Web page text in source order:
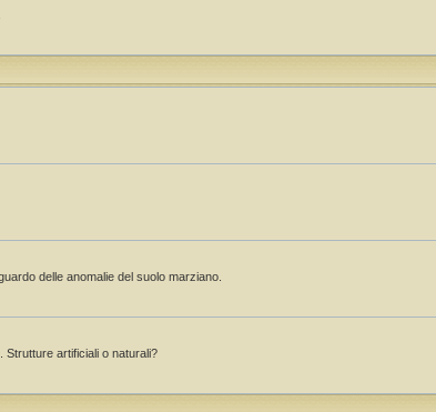
delle anomalie del suolo marziano.
artificiali o naturali?